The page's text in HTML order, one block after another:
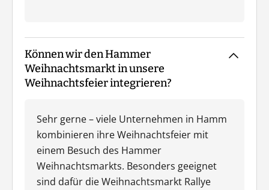
Können wir den Hammer
Weihnachtsmarkt in unsere
Weihnachtsfeier integrieren?
Sehr gerne – viele Unternehmen in Hamm
kombinieren ihre Weihnachtsfeier mit
einem Besuch des Hammer
Weihnachtsmarkts. Besonders geeignet
sind dafür die Weihnachtsmarkt Rallye